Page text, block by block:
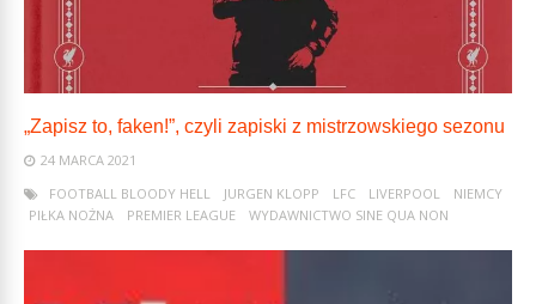
„Zapisz to, faken!”, czyli zapiski z mistrzowskiego sezonu
24 MARCA 2021
FOOTBALL BLOODY HELL
JURGEN KLOPP LFC LIVERPOOL
NIEMCY
PIŁKA NOŻNA
PREMIER LEAGUE WYDAWNICTWO SINE QUA NON